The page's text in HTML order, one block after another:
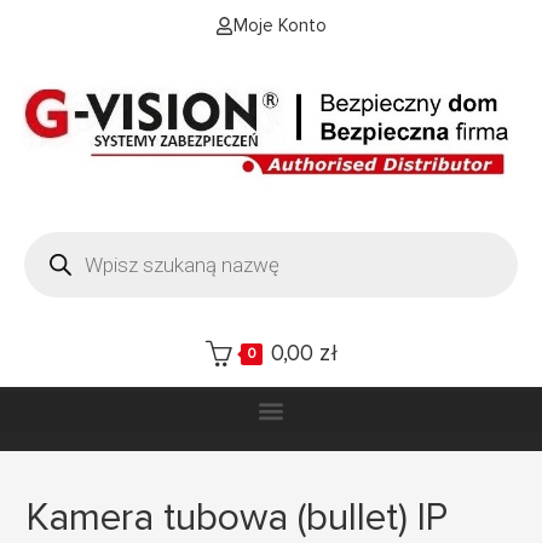
Moje Konto
0 0,00 zł
Kamera tubowa (bullet) IP